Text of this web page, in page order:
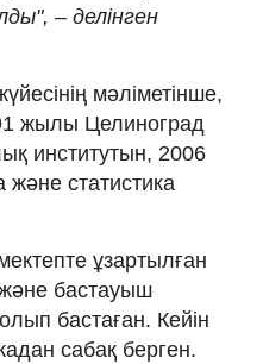
– делінген
мәліметінше,
жылы Целиноград
институтын, 2006
статистика
ұзартылған
бастауыш
бастаған. Кейін
сабақ берген.